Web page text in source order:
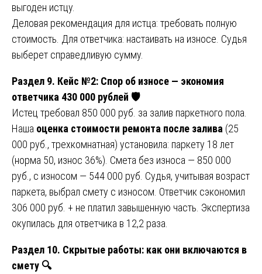
выгоден истцу.
Деловая рекомендация для истца: требовать полную
стоимость. Для ответчика: настаивать на износе. Судья
выберет справедливую сумму.
Раздел 9. Кейс №2: Спор об износе — экономия
ответчика 430 000 рублей 🛡️
Истец требовал 850 000 руб. за залив паркетного пола.
Наша оценка стоимости ремонта после залива (25
000 руб., трехкомнатная) установила: паркету 18 лет
(норма 50, износ 36%). Смета без износа — 850 000
руб., с износом — 544 000 руб. Судья, учитывая возраст
паркета, выбрал смету с износом. Ответчик сэкономил
306 000 руб. + не платил завышенную часть. Экспертиза
окупилась для ответчика в 12,2 раза.
Раздел 10. Скрытые работы: как они включаются в
смету 🔍